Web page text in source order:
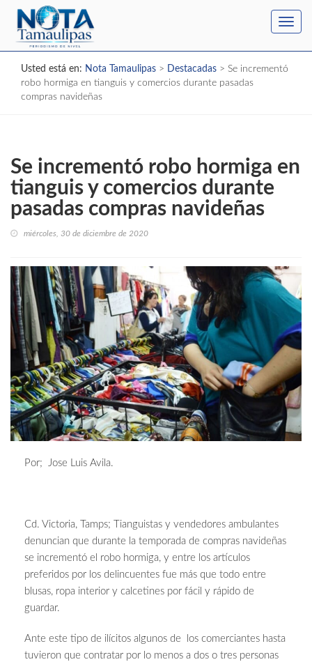
Usted está en: Nota Tamaulipas > Destacadas > Se incrementó
robo hormiga en tianguis y comercios durante pasadas
compras navideñas
Se incrementó robo hormiga en
tianguis y comercios durante
pasadas compras navideñas
miércoles, 30 de diciembre de 2020
Por; Jose Luis Avila.
Cd. Victoria, Tamps; Tianguistas y vendedores ambulantes
denuncian que durante la temporada de compras navideñas
se incrementó el robo hormiga, y entre los artículos
preferidos por los delincuentes fue más que todo entre
blusas, ropa interior y calcetines por fácil y rápido de
guardar.
Ante este tipo de ilícitos algunos de los comerciantes hasta
tuvieron que contratar por lo menos a dos o tres personas